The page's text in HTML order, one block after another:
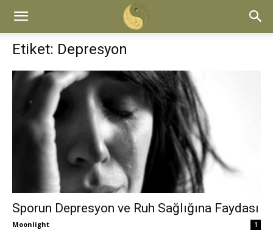
Etiket: Depresyon
Sporun Depresyon ve Ruh Sağlığına Faydası
Moonlight 1